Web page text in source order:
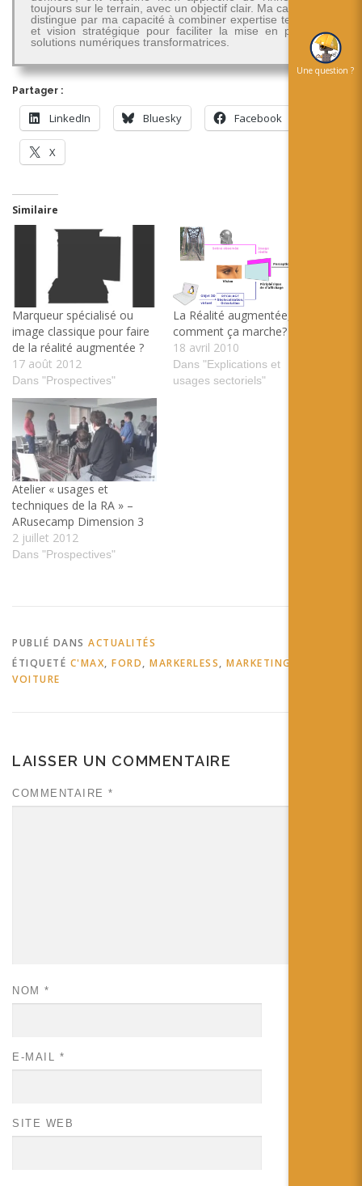
toujours sur le terrain, avec un objectif clair. Ma carrière se
distingue par ma capacité à combiner expertise technique
et vision stratégique pour faciliter la mise en place de
solutions numériques transformatrices.
Partager :
LinkedIn Bluesky Facebook
X
Similaire
Marqueur spécialisé ou
image classique pour faire
de la réalité augmentée ?
17 août 2012
Dans "Prospectives"
La Réalité augmentée,
comment ça marche?
18 avril 2010
Dans "Explications et
usages sectoriels"
Atelier « usages et
techniques de la RA » –
ARusecamp Dimension 3
2 juillet 2012
Dans "Prospectives"
PUBLIÉ DANS ACTUALITÉS
ÉTIQUETÉ C'MAX, FORD, MARKERLESS, MARKETING
VOITURE
LAISSER UN COMMENTAIRE
COMMENTAIRE *
NOM *
E-MAIL *
SITE WEB
Une question ?